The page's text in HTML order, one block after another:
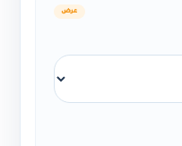
عرض